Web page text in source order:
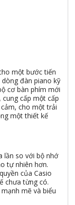
một bước tiến
đàn piano kỹ
cơ bàn phím mới
cấp một cấp
cho một trải
một thiết kế
lần so với bộ nhớ
tự nhiên hơn.
của Casio
chưa từng có.
mẽ và biểu